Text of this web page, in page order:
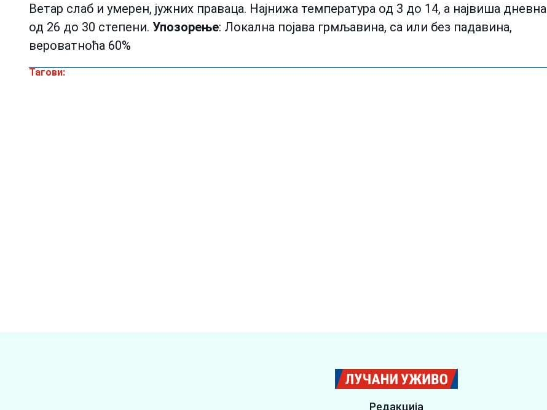
Ветар слаб и умерен, јужних праваца. Најнижа температура од 3 до 14, а највиша дневна
од 26 до 30 степени. Упозорење: Локална појава грмљавина, са или без падавина,
вероватноћа 60%
Тагови:
Редакција